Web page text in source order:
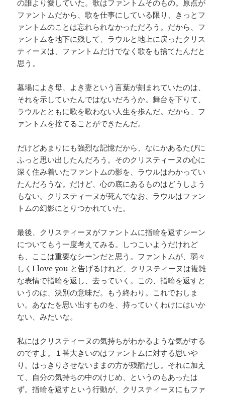
の誰より愛していた。歌はファントムそのもの。原点が
ファントムだから、歌を仕事にしている限り、きっとフ
ァントムのことは忘れられなかっただろう。だから、フ
ァントムを地下に残して、ラウルと地上に戻ったクリス
ティーヌは、ファントムだけでなく歌をも捨てたんだと
思う。
墓場によき母、よき妻という言葉が刻まれていたのは、
それを示していたんではないだろうか。舞台を下りて、
ラウルとともに歌を歌わない人生を歩んだ。だから、フ
ァントムを捨てることができたんだ。
だけどあまりにも強烈な記憶だから、なにかあるたびに
ふっと思い出したんだろう。そのクリスティーヌの心に
深く住み着いたファントムの影を、ラウルはわかってい
たんだろうな。だけど、心の底にあるものはどうしよう
もない。クリスティーヌが死んでなお、ラウルはファン
トムの幻影にとりつかれていた。
最後、クリスティーヌがファントムに指輪を返すシーン
についてもう一度考えてみる。しつこいようだけれど
も、ここは重要なシーンだと思う。ファントムが、弱々
しくI love you と告げるけれど、クリスティーヌは複雑
な表情で指輪を返し、去っていく。この、指輪を返すと
いうのは、決別の意味だ。もう終わり。これでおしま
い。あなたを思い出すものを、持っていくわけにはいか
ない、みたいな。
私にはクリスティーヌの気持ちがわかるような気がする
のですよ。１番大きいのはファントムに対する思いや
り。はっきりさせないままの方が残酷だし。それに加え
て、自分の気持ちの中のけじめ、というのもあったは
ず。指輪を返すという行動が、クリスティーヌにもファ